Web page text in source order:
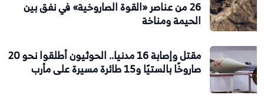
26 من عناصر «القوة الصاروخية» في نفق بين
الحيمة ومناخة
مقتل وإصابة 16 مدنيا.. الحوثيون أطلقوا نحو 20
صاروخًا بالستيًا و15 طائرة مسيرة على مأرب